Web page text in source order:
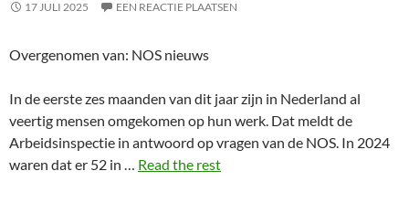
17 JULI 2025 EEN REACTIE PLAATSEN
Overgenomen van: NOS nieuws
In de eerste zes maanden van dit jaar zijn in Nederland al
veertig mensen omgekomen op hun werk. Dat meldt de
Arbeidsinspectie in antwoord op vragen van de NOS. In 2024
waren dat er 52 in … Read the rest